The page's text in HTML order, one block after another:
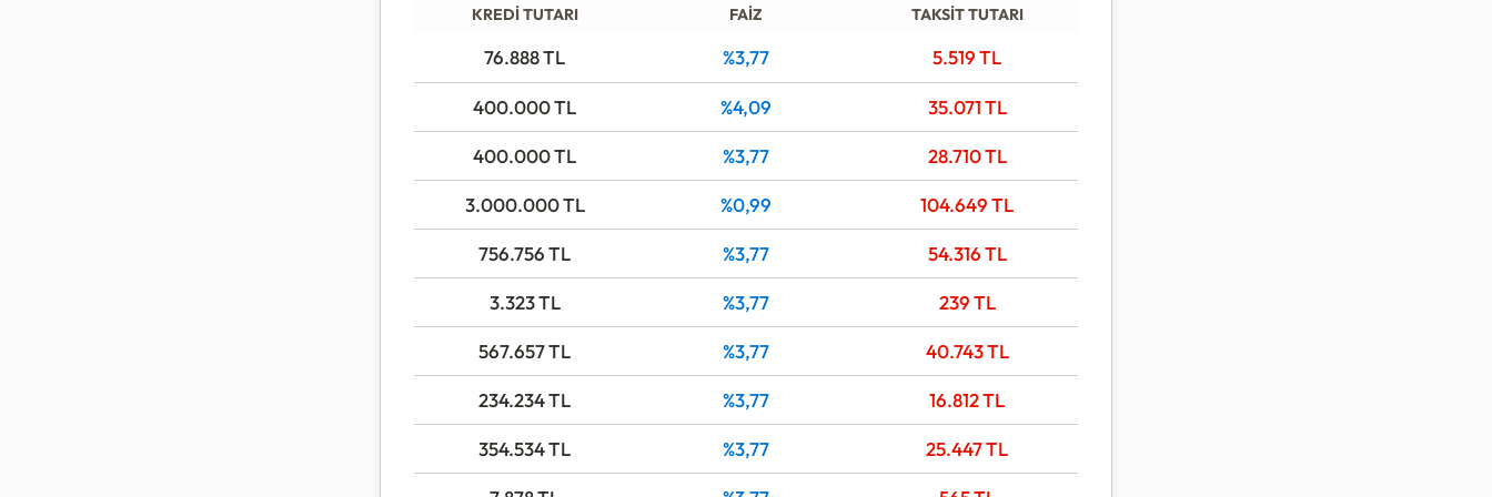
KREDİ TUTARI FAİZ TAKSİT TUTARI
76.888TL %3,77 5.519TL
400.000TL %4,09 35.071TL
400.000TL %3,77 28.710TL
3.000.000TL %0,99 104.649TL
756.756TL %3,77 54.316TL
3.323TL %3,77 239TL
567.657TL %3,77 40.743TL
234.234TL %3,77 16.812TL
354.534TL %3,77 25.447TL